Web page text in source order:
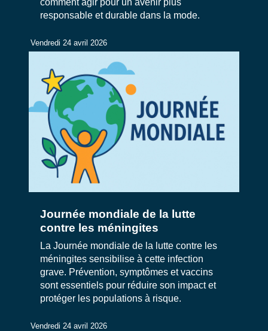
comment agir pour un avenir plus
responsable et durable dans la mode.
Vendredi 24 avril 2026
Journée mondiale de la lutte
contre les méningites
La Journée mondiale de la lutte contre les
méningites sensibilise à cette infection
grave. Prévention, symptômes et vaccins
sont essentiels pour réduire son impact et
protéger les populations à risque.
Vendredi 24 avril 2026